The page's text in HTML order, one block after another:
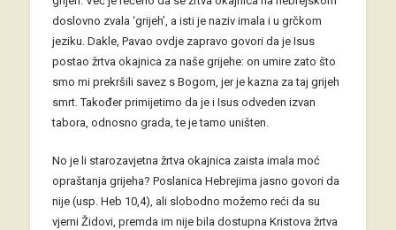
doslovno zvala ‘grijeh’, a isti je naziv imala i u grčkom
jeziku. Dakle, Pavao ovdje zapravo govori da je Isus
postao žrtva okajnica za naše grijehe: on umire zato što
smo mi prekršili savez s Bogom, jer je kazna za taj grijeh
smrt. Također primijetimo da je i Isus odveden izvan
tabora, odnosno grada, te je tamo uništen.
No je li starozavjetna žrtva okajnica zaista imala moć
opraštanja grijeha? Poslanica Hebrejima jasno govori da
nije (usp. Heb 10,4), ali slobodno možemo reći da su
vjerni Židovi, premda im nije bila dostupna Kristova žrtva